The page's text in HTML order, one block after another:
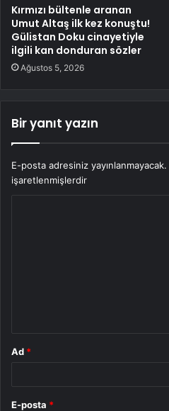
Kırmızı bültenle aranan
Umut Altaş ilk kez konuştu!
Gülistan Doku cinayetiyle
ilgili kan donduran sözler
Ağustos 5, 2026
Bir yanıt yazın
E-posta adresiniz yayınlanmayacak.
işaretlenmişlerdir
Ad *
E-posta *